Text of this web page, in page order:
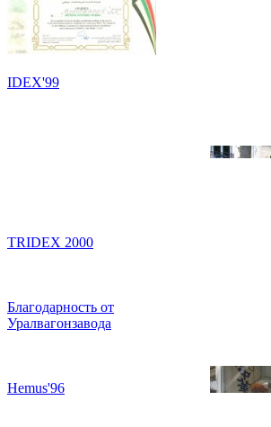
IDEX'99
TRIDEX 2000
Благодарность от
Уралвагонзавода
Hemus'96